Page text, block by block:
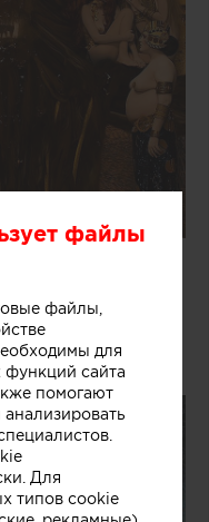
впечатление
нарисованные
жизни.
файлы
файлы,
для
сайта
помогают
Для
типов cookie